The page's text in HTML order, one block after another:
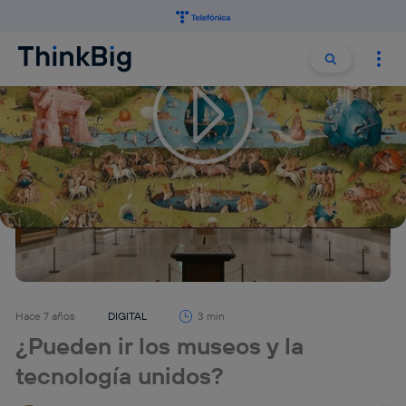
Buscar
Hace 7 años DIGITAL 3 min
¿Pueden ir los museos y la
tecnología unidos?